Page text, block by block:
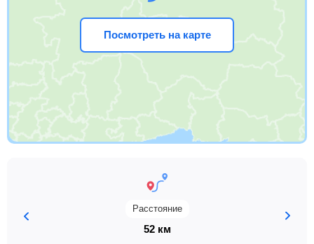
Посмотреть на карте
Расстояние
52 км